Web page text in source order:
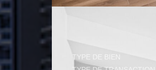
TYPE DE BIEN